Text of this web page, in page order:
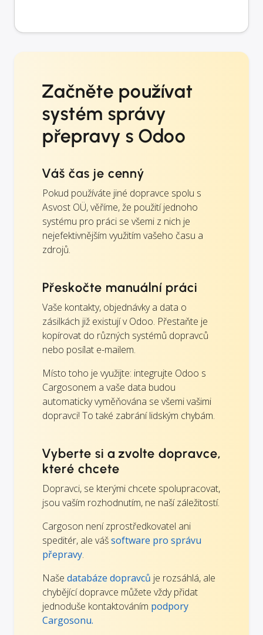
Začněte používat
systém správy
přepravy s Odoo
Váš čas je cenný
Pokud používáte jiné dopravce spolu s
Asvost OÜ, věříme, že použití jednoho
systému pro práci se všemi z nich je
nejefektivnějším využitím vašeho času a
zdrojů.
Přeskočte manuální práci
Vaše kontakty, objednávky a data o
zásilkách již existují v Odoo. Přestaňte je
kopírovat do různých systémů dopravců
nebo posílat e-mailem.
Místo toho je využijte: integrujte Odoo s
Cargosonem a vaše data budou
automaticky vyměňována se všemi vašimi
dopravci! To také zabrání lidským chybám.
Vyberte si a zvolte dopravce,
které chcete
Dopravci, se kterými chcete spolupracovat,
jsou vaším rozhodnutím, ne naší záležitostí.
Cargoson není zprostředkovatel ani
speditér, ale vášsoftware pro správu
přepravy.
Naše databáze dopravců je rozsáhlá, ale
chybějící dopravce můžete vždy přidat
jednoduše kontaktováním podpory
Cargosonu.